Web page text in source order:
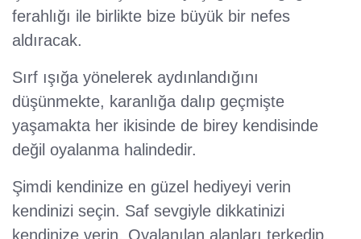
ferahlığı ile birlikte bize büyük bir nefes
aldıracak.
Sırf ışığa yönelerek aydınlandığını
düşünmekte, karanlığa dalıp geçmişte
yaşamakta her ikisinde de birey kendisinde
değil oyalanma halindedir.
Şimdi kendinize en güzel hediyeyi verin
kendinizi seçin. Saf sevgiyle dikkatinizi
kendinize verin. Oyalanılan alanları terkedip,